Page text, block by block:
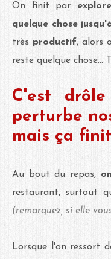
On finit par
quelque chose
très productif, alors
reste quelque chose...
C'est
perturbe
mais ça
Au bout du repas,
restaurant, surtout
(remarquez, si elle
Lorsque l'on ressort